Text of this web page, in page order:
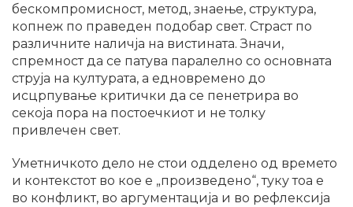
бескомпромисност, метод, знаење, структура,
копнеж по праведен подобар свет. Страст по
различните наличја на вистината. Значи,
спремност да се патува паралелно со основната
струја на културата, а едновремено до
исцрпување критички да се пенетрира во
секоја пора на постоечкиот и не толку
привлечен свет.
Уметничкото дело не стои одделено од времето
и контекстот во кое е „произведено“, туку тоа е
во конфликт, во аргументација и во рефлексија